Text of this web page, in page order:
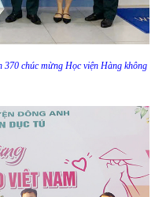
chúc mừng Học viện Hàng không